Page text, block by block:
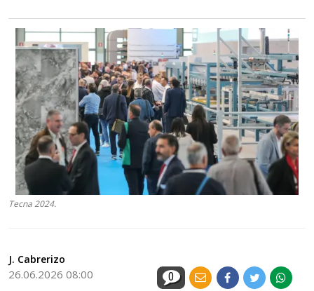
Tecna 2024.
J. Cabrerizo
26.06.2026 08:00 0